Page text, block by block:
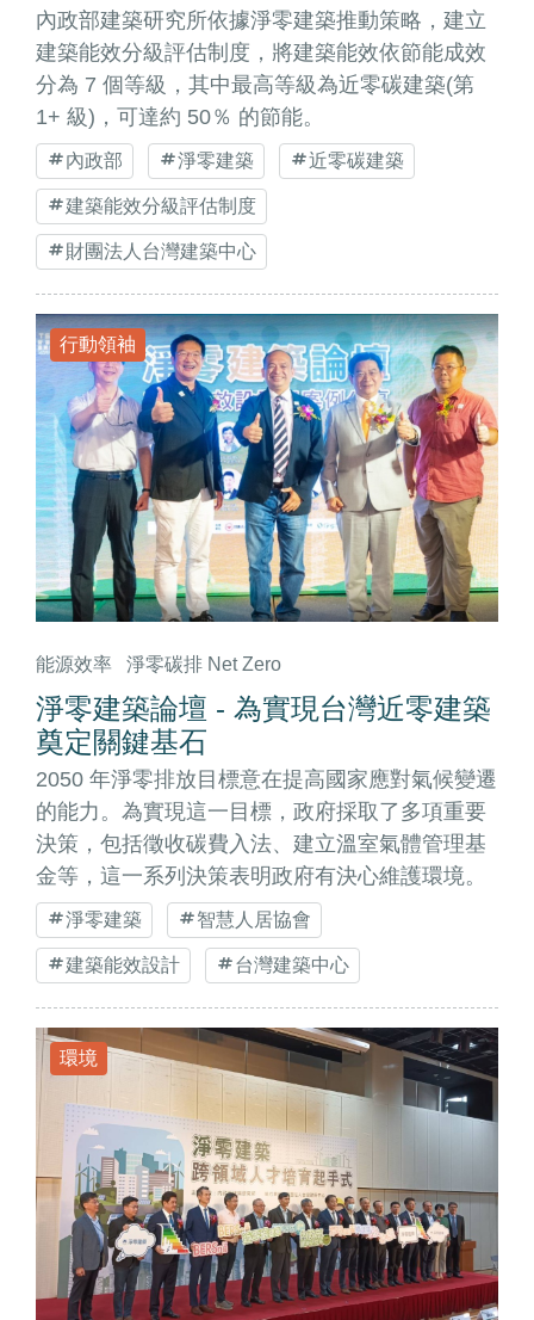
內政部建築研究所依據淨零建築推動策略，建立
建築能效分級評估制度，將建築能效依節能成效
分為 7 個等級，其中最高等級為近零碳建築(第
1+ 級)，可達約 50％ 的節能。
內政部 淨零建築 近零碳建築
建築能效分級評估制度
財團法人台灣建築中心
行動領袖
能源效率 淨零碳排 Net Zero
淨零建築論壇 - 為實現台灣近零建築
奠定關鍵基石
2050 年淨零排放目標意在提高國家應對氣候變遷
的能力。為實現這一目標，政府採取了多項重要
決策，包括徵收碳費入法、建立溫室氣體管理基
金等，這一系列決策表明政府有決心維護環境。
淨零建築 智慧人居協會
建築能效設計 台灣建築中心
環境